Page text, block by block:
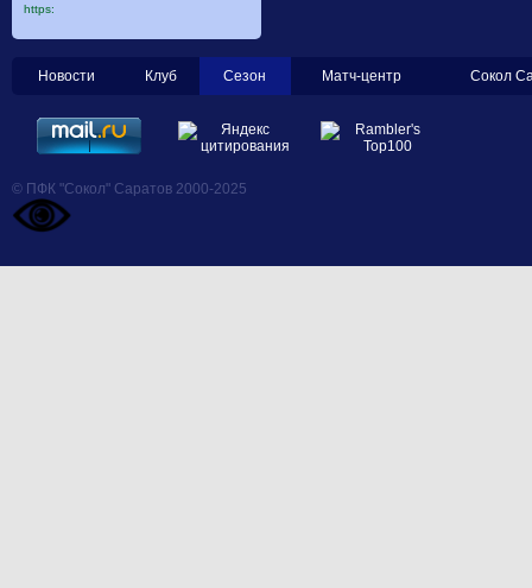
https:
Новости Клуб Сезон Матч-центр Сокол
© ПФК "Сокол" Саратов 2000-2025